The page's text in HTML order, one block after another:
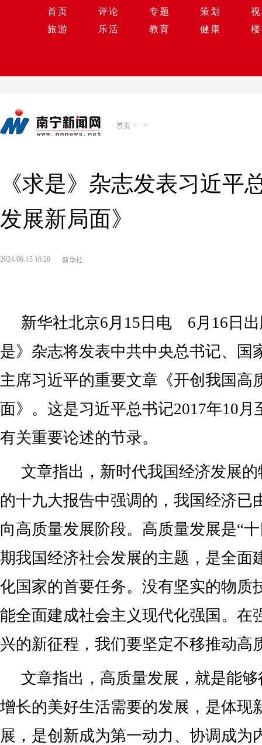
首页 评论 专题 策划
旅游
乐活 教育 健康
首页 > >
《求是》杂志发表习近平
发展新局面》
2024-06-15 16:20 新华社
新华社北京6月15日电 6月16日
是》杂志将发表中共中央总书记、国
主席习近平的重要文章《开创我国高
面》。这是习近平总书记2017年10月
有关重要论述的节录。
文章指出，新时代我国经济发展
的十九大报告中强调的，我国经济已
向高质量发展阶段。高质量发展是“
期我国经济社会发展的主题，是全面
化国家的首要任务。没有坚实的物质
能全面建成社会主义现代化强国。在
兴的新征程，我们要坚定不移推动高
文章指出，高质量发展，就是能
增长的美好生活需要的发展，是体现
展，是创新成为第一动力、协调成为